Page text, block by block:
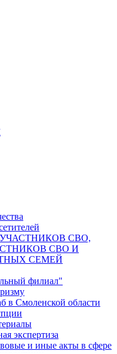
СВО,
СВО И
СЕМЕЙ
филиал"
в Смоленской области
экспертиза
и иные акты в сфере